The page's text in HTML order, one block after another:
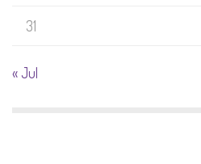
31
« Jul